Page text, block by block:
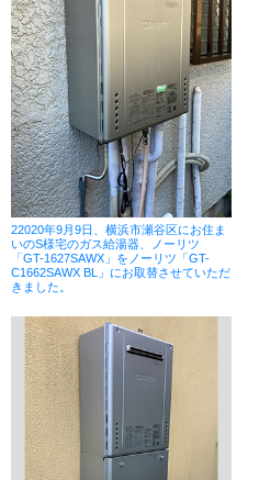
22020年9月9日、横浜市瀬谷区にお住ま
いのS様宅のガス給湯器、ノーリツ
「GT-1627SAWX」をノーリツ「GT-
C1662SAWX BL」にお取替させていただ
きました。